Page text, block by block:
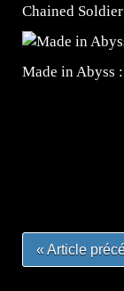
Chained
Made in Abyss
« Article